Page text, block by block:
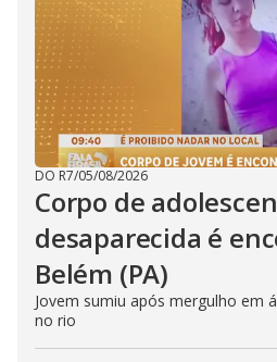
DO R7/05/08/2026
Corpo de
desaparecida é
Belém (PA)
Jovem sumiu após mergulho em
no rio